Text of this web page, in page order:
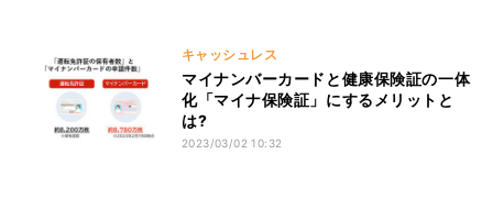
キャッシュレス
マイナンバーカードと健康保険証の一体
化「マイナ保険証」にするメリットと
は?
2023/03/02 10:32